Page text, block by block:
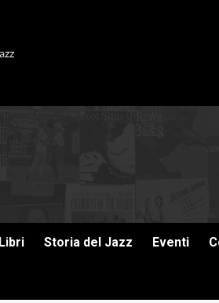
Storia del Jazz Eventi